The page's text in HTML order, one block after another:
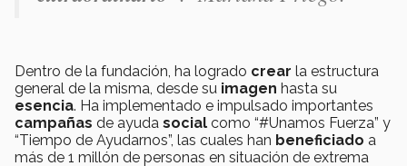
Dentro de la fundación, ha logrado crear la estructura
general de la misma, desde su imagen hasta su
esencia. Ha implementado e impulsado importantes
campañas de ayuda social como “#Unamos Fuerza” y
“Tiempo de Ayudarnos”, las cuales han beneficiado a
más de 1 millón de personas en situación de extrema